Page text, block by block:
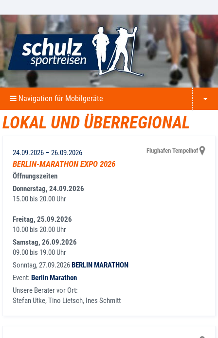
Navigation für Mobilgeräte
LOKAL UND ÜBERREGIONAL
Flughafen Tempelhof
24.09.2026 – 26.09.2026
BERLIN-MARATHON EXPO 2026
Öffnungszeiten
Donnerstag, 24.09.2026
15.00 bis 20.00 Uhr
Freitag, 25.09.2026
10.00 bis 20.00 Uhr
Samstag, 26.09.2026
09.00 bis 19.00 Uhr
Sonntag, 27.09.2026BERLIN MARATHON
Event: Berlin Marathon
Unsere Berater vor Ort:
Stefan Utke, Tino Lietsch, Ines Schmitt